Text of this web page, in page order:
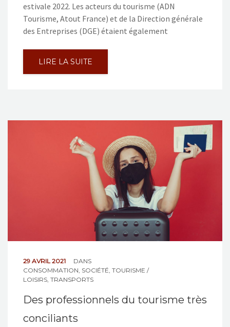
estivale 2022. Les acteurs du tourisme (ADN
Tourisme, Atout France) et de la Direction générale
des Entreprises (DGE) étaient également
LIRE LA SUITE
29 AVRIL 2021
DANS
CONSOMMATION SOCIÉTÉ TOURISME /
LOISIRS TRANSPORTS
Des professionnels du tourisme très
conciliants